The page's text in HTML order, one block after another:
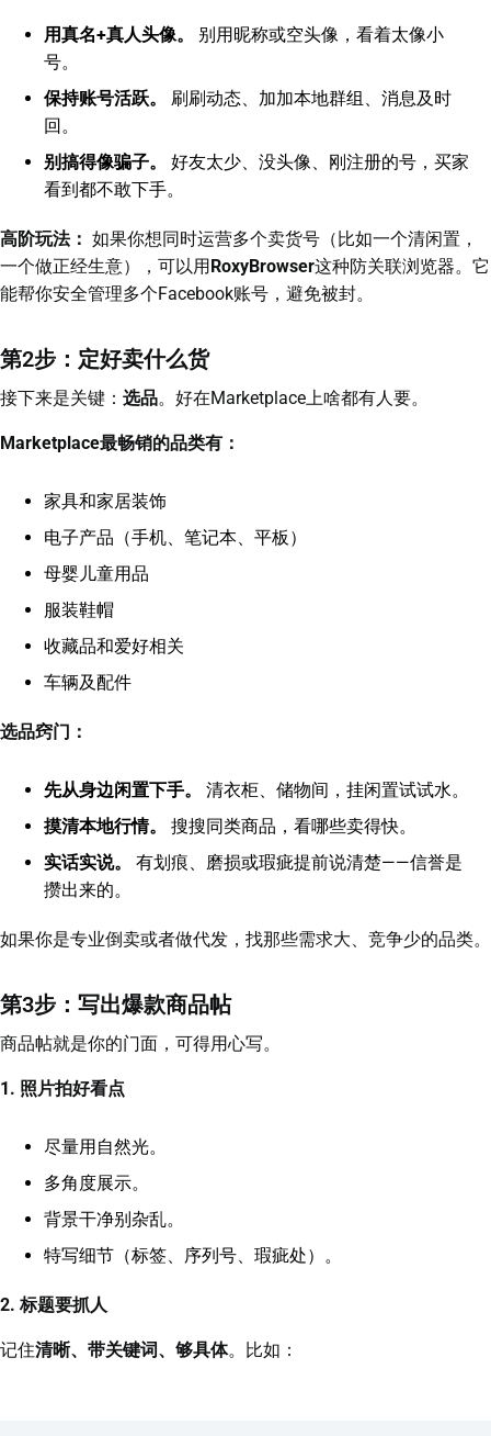
用真名+真人头像。
别用昵称或空头像，看着太像小
号。
保持账号活跃。
刷刷动态、加加本地群组、消息及时
回。
别搞得像骗子。
好友太少、没头像、刚注册的号，买家
看到都不敢下手。
高阶玩法： 如果你想同时运营多个卖货号（比如一个清闲置，
一个做正经生意），可以用RoxyBrowser这种防关联浏览器。它
能帮你安全管理多个Facebook账号，避免被封。
第2步：定好卖什么货
接下来是关键： 选品。好在Marketplace上啥都有人要。
Marketplace最畅销的品类有：
家具和家居装饰
电子产品（手机、笔记本、平板）
母婴儿童用品
服装鞋帽
收藏品和爱好相关
车辆及配件
选品窍门：
先从身边闲置下手。
清衣柜、储物间，挂闲置试试水。
摸清本地行情。
搜搜同类商品，看哪些卖得快。
实话实说。
有划痕、磨损或瑕疵提前说清楚——信誉是
攒出来的。
如果你是专业倒卖或者做代发，找那些需求大、竞争少的品类。
第3步：写出爆款商品帖
商品帖就是你的门面，可得用心写。
1. 照片拍好看点
尽量用自然光。
多角度展示。
背景干净别杂乱。
特写细节（标签、序列号、瑕疵处）。
2. 标题要抓人
记住清晰、带关键词、够具体。比如：